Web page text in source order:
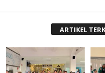
ARTIKEL